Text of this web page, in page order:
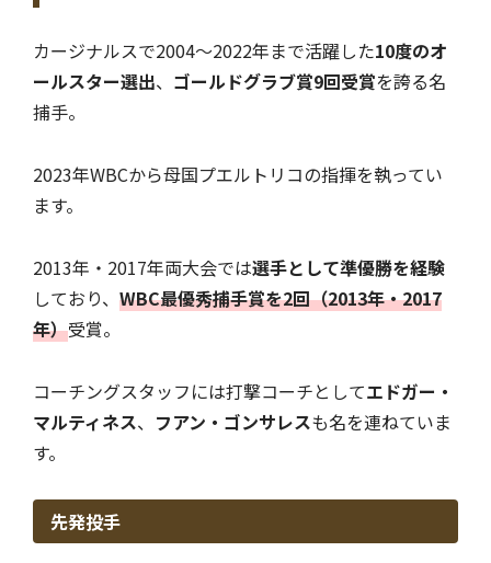
カージナルスで2004〜2022年まで活躍した10度のオ
ールスター選出、 ゴールドグラブ賞9回受賞を誇る名
捕手。
2023年WBCから母国プエルトリコの指揮を執ってい
ます。
2013年・2017年両大会では選手として準優勝を経験
しており、 WBC最優秀捕手賞を2回（2013年・2017
年）受賞。
コーチングスタッフには打撃コーチとしてエドガー・
マルティネス、 フアン・ゴンサレスも名を連ねていま
す。
先発投手